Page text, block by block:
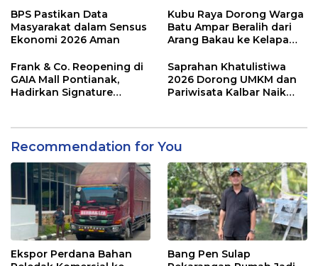
BPS Pastikan Data
Masyarakat dalam Sensus
Ekonomi 2026 Aman
Kubu Raya Dorong Warga
Batu Ampar Beralih dari
Arang Bakau ke Kelapa
Frank & Co. Reopening di
GAIA Mall Pontianak,
Hadirkan Signature
Saprahan Khatulistiwa
2026 Dorong UMKM dan
Pariwisata Kalbar Naik
Recommendation for You
Ekspor Perdana Bahan
Bang Pen Sulap